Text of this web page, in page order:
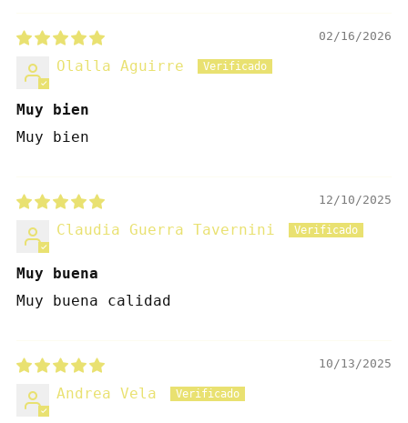
02/16/2026
Olalla Aguirre
Muy bien
Muy bien
12/10/2025
Claudia Guerra Tavernini
Muy buena
Muy buena calidad
10/13/2025
Andrea Vela